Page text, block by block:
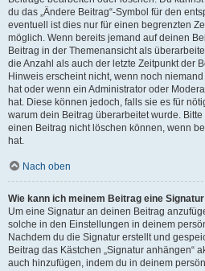
du das „Ändere Beitrag“-Symbol für den
eventuell ist dies nur für einen begrenzten
möglich. Wenn bereits jemand auf deinen
Beitrag in der Themenansicht als
die Anzahl als auch der letzte Zeitpunkt der
Hinweis erscheint nicht, wenn noch
hat oder wenn ein Administrator oder
hat. Diese können jedoch, falls sie es für
warum dein Beitrag überarbeitet wurde.
einen Beitrag nicht löschen können, wenn
hat.
Nach oben
Wie kann ich meinem Beitrag eine
Um eine Signatur an deinen Beitrag
solche in den Einstellungen in deinem
Nachdem du die Signatur erstellt und
Beitrag das Kästchen „Signatur anhängen“
auch hinzufügen, indem du in deinem